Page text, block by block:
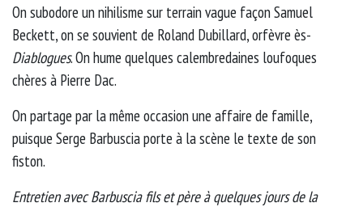
On subodore un nihilisme sur terrain vague façon Samuel
Beckett, on se souvient de Roland Dubillard, orfèvre ès-
Diablogues. On hume quelques calembredaines loufoques
chères à Pierre Dac.
On partage par la même occasion une affaire de famille,
puisque Serge Barbuscia porte à la scène le texte de son
fiston.
Entretien avec Barbuscia fils et père à quelques jours de la